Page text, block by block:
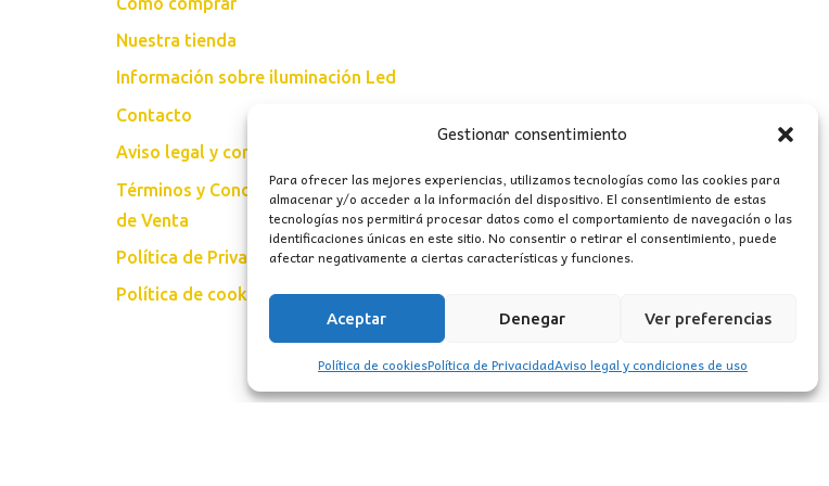
Gestionar consentimiento
Para ofrecer las mejores experiencias, utilizamos tecnologías como las cookies para
almacenar y/o acceder a la información del dispositivo. El consentimiento de estas
tecnologías nos permitirá procesar datos como el comportamiento de navegación o las
identificaciones únicas en este sitio. No consentir o retirar el consentimiento, puede
afectar negativamente a ciertas características y funciones.
Aceptar Denegar Ver preferencias
Política de cookiesPolítica de PrivacidadAviso legal y condiciones de uso
Nuestra tienda
Información sobre iluminación Led
Contacto
Aviso legal y condiciones de uso
Términos y Condiciones Generales
de Venta
Política de Privacidad
Política de cookies (UE)